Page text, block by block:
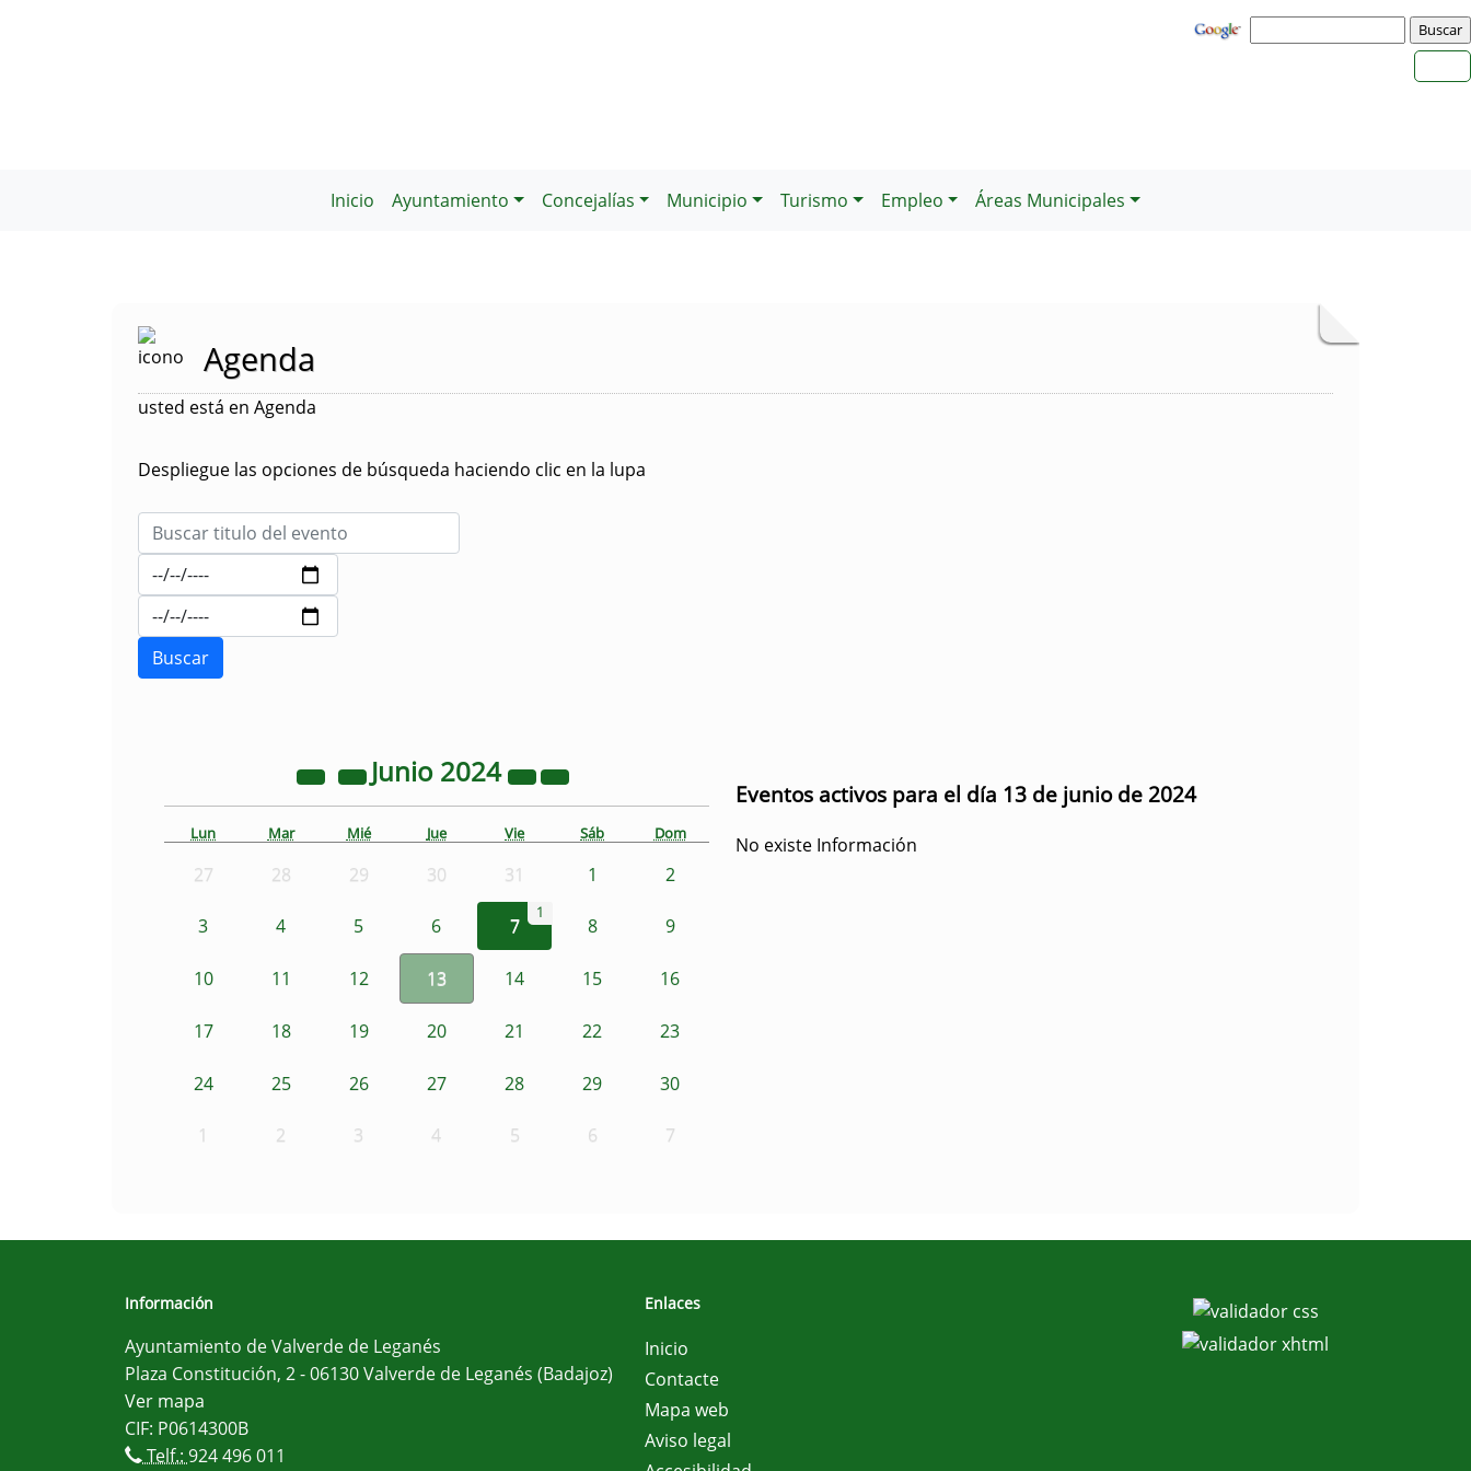
Inicio Ayuntamiento Concejalías Municipio Turismo Empleo Áreas Municipales
Agenda
usted está en Agenda
Despliegue las opciones de búsqueda haciendo clic en la lupa
Junio 2024
Lun Mar Mié Jue Vie Sáb Dom
27 28 29 30 31 1 2
3 4 5 6 7
1
8 9
10 11 12 13 14 15 16
17 18 19 20 21 22 23
24 25 26 27 28 29 30
1 2 3 4 5 6 7
Eventos activos para el día 13 de junio de 2024
No existe Información
Información
Ayuntamiento de Valverde de Leganés
Plaza Constitución, 2 - 06130 Valverde de Leganés (Badajoz)
Ver mapa
CIF: P0614300B
Telf.: 924 496 011
Enlaces
Inicio
Contacte
Mapa web
Aviso legal